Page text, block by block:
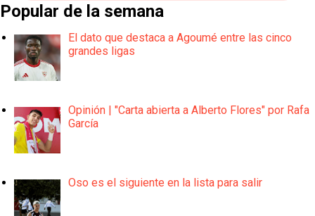
Popular de la semana
El dato que destaca a Agoumé entre las cinco
grandes ligas
Opinión | "Carta abierta a Alberto Flores" por Rafa
García
Oso es el siguiente en la lista para salir